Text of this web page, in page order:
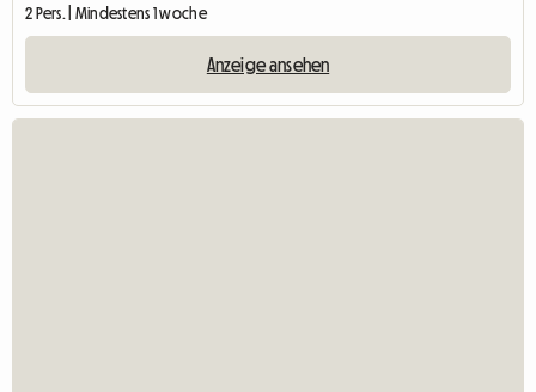
2 Pers. | Mindestens 1 woche
Anzeige ansehen